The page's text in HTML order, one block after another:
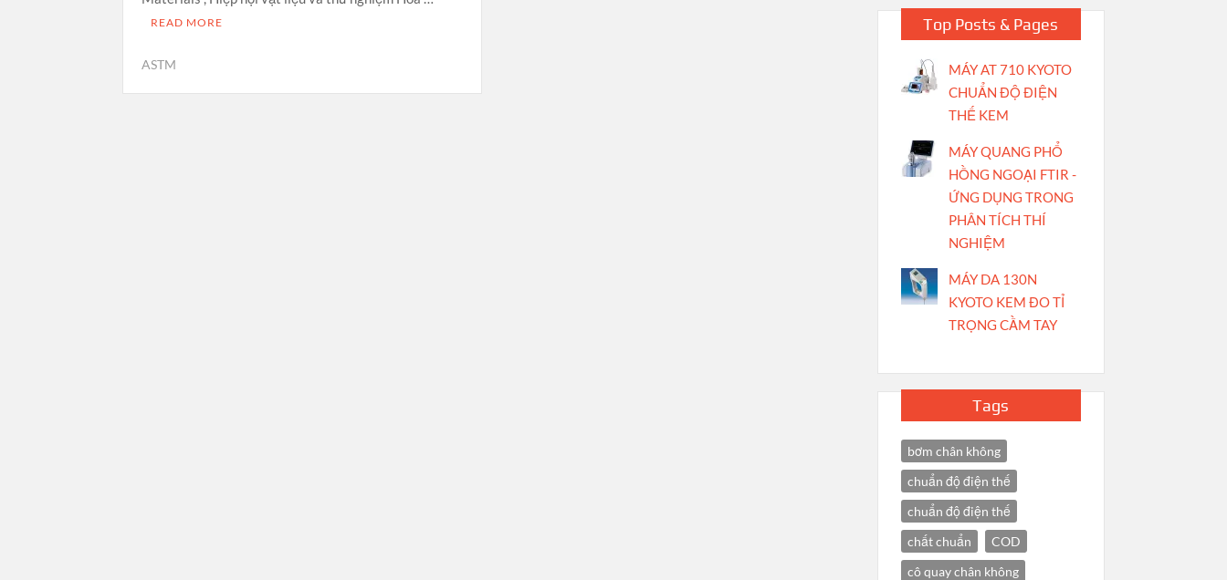
READ MORE
ASTM
Top Posts & Pages
MÁY AT 710 KYOTO
CHUẨN ĐỘ ĐIỆN
THẾ KEM
MÁY QUANG PHỔ
HỒNG NGOẠI FTIR -
ỨNG DỤNG TRONG
PHÂN TÍCH THÍ
NGHIỆM
MÁY DA 130N
KYOTO KEM ĐO TỈ
TRỌNG CẦM TAY
Tags
bơm chân không
chuẩn độ điện thế
chuẩn độ điện thế
chất chuẩn
COD
cô quay chân không